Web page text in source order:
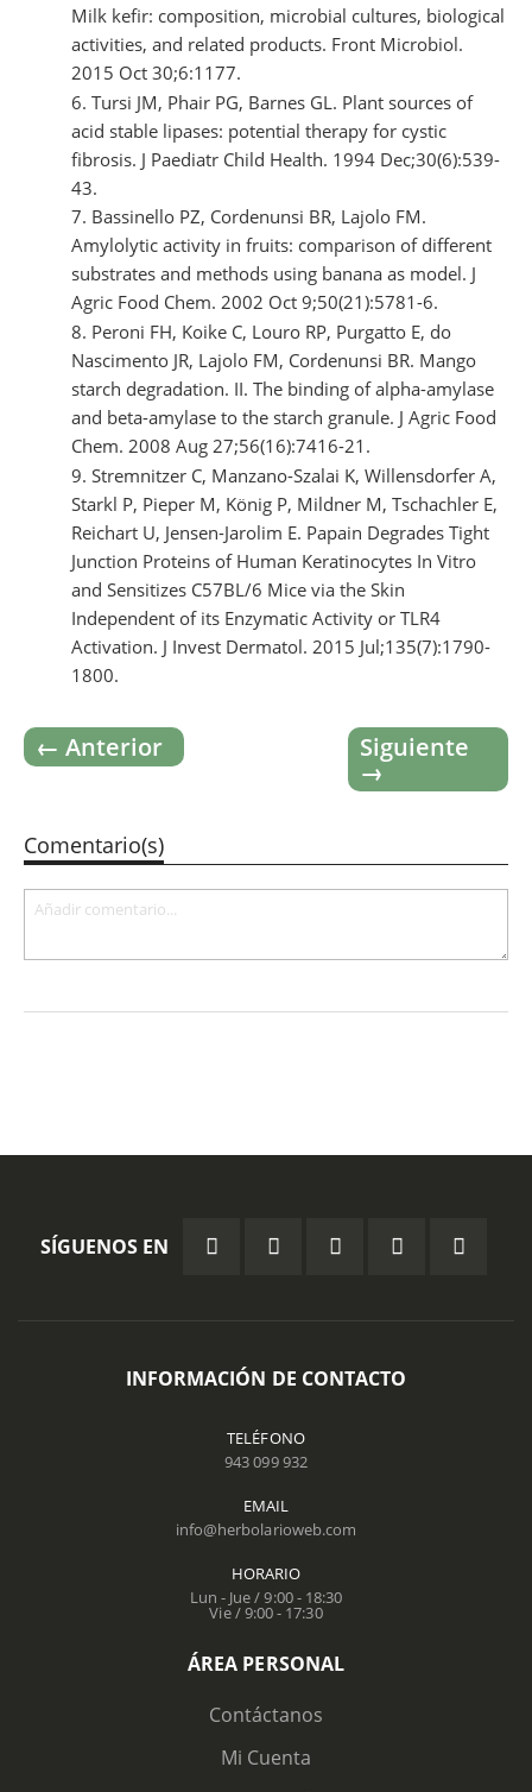
Milk kefir: composition, microbial cultures, biological
activities, and related products. Front Microbiol.
2015 Oct 30;6:1177.
Tursi JM, Phair PG, Barnes GL. Plant sources of
acid stable lipases: potential therapy for cystic
fibrosis. J Paediatr Child Health. 1994 Dec;30(6):539-
43.
Bassinello PZ, Cordenunsi BR, Lajolo FM.
Amylolytic activity in fruits: comparison of different
substrates and methods using banana as model. J
Agric Food Chem. 2002 Oct 9;50(21):5781-6.
Peroni FH, Koike C, Louro RP, Purgatto E, do
Nascimento JR, Lajolo FM, Cordenunsi BR. Mango
starch degradation. II. The binding of alpha-amylase
and beta-amylase to the starch granule. J Agric Food
Chem. 2008 Aug 27;56(16):7416-21.
Stremnitzer C, Manzano-Szalai K, Willensdorfer A,
Starkl P, Pieper M, König P, Mildner M, Tschachler E,
Reichart U, Jensen-Jarolim E. Papain Degrades Tight
Junction Proteins of Human Keratinocytes In Vitro
and Sensitizes C57BL/6 Mice via the Skin
Independent of its Enzymatic Activity or TLR4
Activation. J Invest Dermatol. 2015 Jul;135(7):1790-
1800.
← Anterior Siguiente
→
Comentario(s)
SÍGUENOS EN
INFORMACIÓN DE CONTACTO
TELÉFONO
943 099 932
EMAIL
info@herbolarioweb.com
HORARIO
Lun - Jue / 9:00 - 18:30
Vie / 9:00 - 17:30
ÁREA PERSONAL
Contáctanos
Mi Cuenta